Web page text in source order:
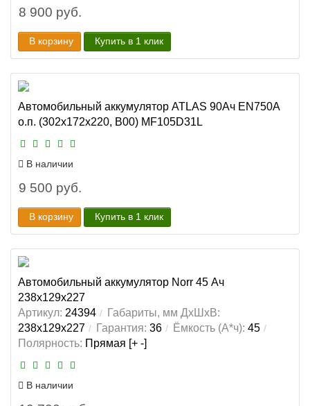
8 900 руб.
В корзину Купить в 1 клик
Автомобильный аккумулятор ATLAS 90Ач EN750А
о.п. (302х172х220, B00) MF105D31L
В наличии
9 500 руб.
В корзину Купить в 1 клик
Автомобильный аккумулятор Norr 45 Ач
238x129x227
Артикул: 24394
Габариты, мм ДхШхВ:
238x129x227
Гарантия: 36 Ёмкость (А*ч): 45
Полярность: Прямая [+ -]
В наличии